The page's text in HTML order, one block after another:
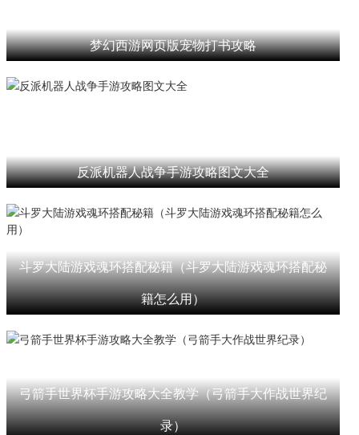
梦幻西游网页版宠物打书攻略
反派机器人战争手游攻略图文大全
斗罗大陆游戏魂环搭配秘籍（斗罗大陆游戏魂环搭配秘
籍怎么用）
弓箭手世界杯手游攻略大全教学（弓箭手大作战世界纪
录）